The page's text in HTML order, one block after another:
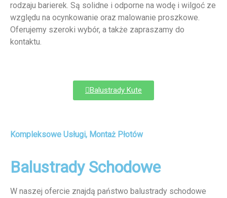
rodzaju barierek. Są solidne i odporne na wodę i wilgoć ze
względu na ocynkowanie oraz malowanie proszkowe.
Oferujemy szeroki wybór, a także zapraszamy do
kontaktu.
Balustrady Kute
Kompleksowe Usługi, Montaż Płotów
Balustrady Schodowe
W naszej ofercie znajdą państwo balustrady schodowe